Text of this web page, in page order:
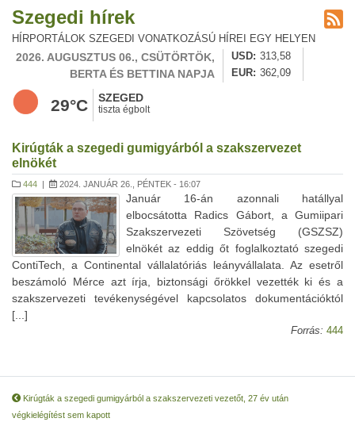
Szegedi hírek
HÍRPORTÁLOK SZEGEDI VONATKOZÁSÚ HÍREI EGY HELYEN
2026. AUGUSZTUS 06., CSÜTÖRTÖK,
BERTA ÉS BETTINA NAPJA
USD
313,58
EUR
362,09
29°C SZEGED
tiszta égbolt
Kirúgták a szegedi gumigyárból a szakszervezet
elnökét
444 | 2024. JANUÁR 26., PÉNTEK - 16:07
Január 16-án azonnali hatállyal
elbocsátotta Radics Gábort, a Gumiipari
Szakszervezeti Szövetség (GSZSZ)
elnökét az eddig őt foglalkoztató szegedi
ContiTech, a Continental vállalatóriás leányvállalata. Az esetről
beszámoló Mérce azt írja, biztonsági őrökkel vezették ki és a
szakszervezeti tevékenységével kapcsolatos dokumentációktól
[...]
Forrás: 444
Kirúgták a szegedi gumigyárból a szakszervezeti vezetőt, 27 év után
végkielégítést sem kapott